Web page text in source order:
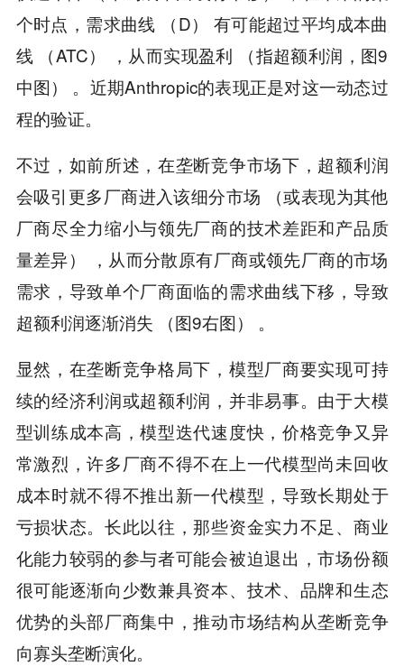
个时点，需求曲线 （D） 有可能超过平均成本曲
线 （ATC） ，从而实现盈利 （指超额利润，图9
中图） 。近期Anthropic的表现正是对这一动态过
程的验证。
不过，如前所述，在垄断竞争市场下，超额利润
会吸引更多厂商进入该细分市场 （或表现为其他
厂商尽全力缩小与领先厂商的技术差距和产品质
量差异） ，从而分散原有厂商或领先厂商的市场
需求，导致单个厂商面临的需求曲线下移，导致
超额利润逐渐消失 （图9右图） 。
显然，在垄断竞争格局下，模型厂商要实现可持
续的经济利润或超额利润，并非易事。由于大模
型训练成本高，模型迭代速度快，价格竞争又异
常激烈，许多厂商不得不在上一代模型尚未回收
成本时就不得不推出新一代模型，导致长期处于
亏损状态。长此以往，那些资金实力不足、商业
化能力较弱的参与者可能会被迫退出，市场份额
很可能逐渐向少数兼具资本、技术、品牌和生态
优势的头部厂商集中，推动市场结构从垄断竞争
向寡头垄断演化。